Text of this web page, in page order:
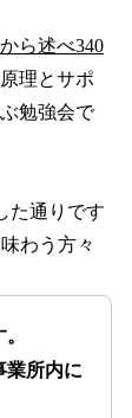
ら述べ340
理とサポ
勉強会で
た通りです
わう方々
業所内に